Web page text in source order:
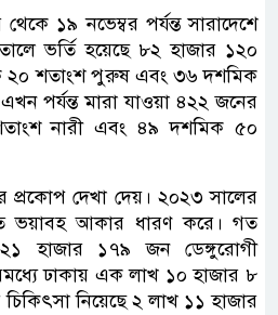
১৯ নভেম্বর পর্যন্ত সারাদেশে
ভর্তি হয়েছে ৮২ হাজার ১২০
২০ শতাংশ পুরুষ এবং ৩৬ দশমিক
পর্যন্ত মারা যাওয়া ৪২২ জনের
নারী এবং ৪৯ দশমিক ৫০
প্রকোপ দেখা দেয়। ২০২৩ সালের
ভয়াবহ আকার ধারণ করে। গত
হাজার ১৭৯ জন ডেঙ্গুরোগী
ঢাকায় এক লাখ ১০ হাজার ৮
নিয়েছে ২ লাখ ১১ হাজার